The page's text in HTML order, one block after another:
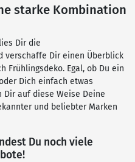
starke Kombination
Dir die
verschaffe Dir einen Überblick
Frühlingsdeko. Egal, ob Du ein
Dich einfach etwas
auf diese Weise Deine
und beliebter Marken
Du noch viele